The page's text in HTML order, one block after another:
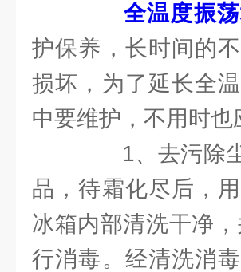
全温度振
护保养，长时间的
损坏，为了延长全
中要维护，不用时
1、去污除尘
品，待霜化尽后，
冰箱内部清洗干净
行消毒。经清洗消